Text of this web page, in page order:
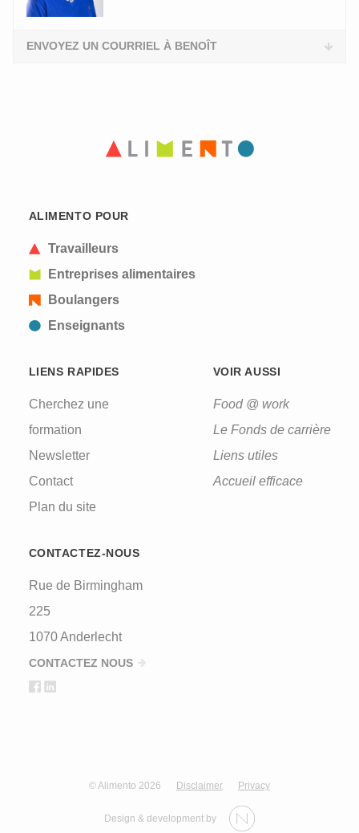
ENVOYEZ UN COURRIEL À BENOÎT
CAPTCHA
This question is for testing whether or not you are
a human visitor and to prevent automated spam
submissions.
ALIMENTO POUR
Travailleurs
Entreprises alimentaires
Boulangers
Enseignants
LIENS RAPIDES
Cherchez une
formation
Newsletter
Contact
Plan du site
VOIR AUSSI
Food @ work
Le Fonds de carrière
Liens utiles
Accueil efficace
CONTACTEZ-NOUS
Rue de Birmingham
225
1070 Anderlecht
CONTACTEZ NOUS
© Alimento 2026 Disclaimer Privacy
Design & development by